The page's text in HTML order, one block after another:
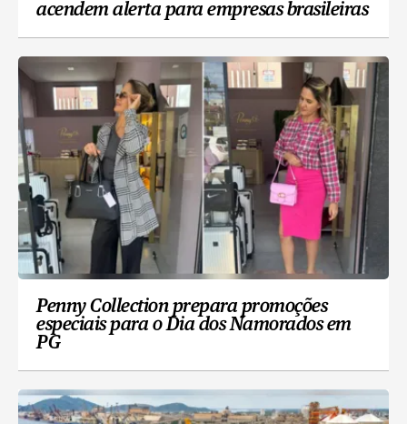
acendem alerta para empresas brasileiras
Penny Collection prepara promoções
especiais para o Dia dos Namorados em
PG